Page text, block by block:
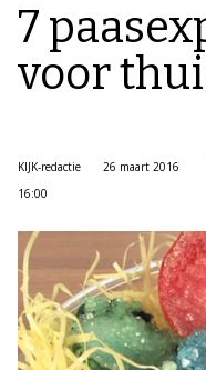
7
voor
KIJK-redactie
26 maart 2016
16:00